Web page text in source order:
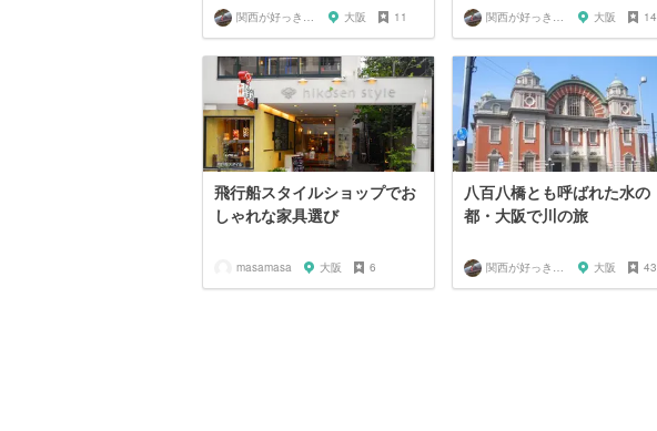
関西が好っきゃねん 大阪 11 関西が好っきゃねん 大阪 14
飛行船スタイルショップでお
しゃれな家具選び
masamasa 大阪 6
八百八橋とも呼ばれた水の
都・大阪で川の旅
関西が好っきゃねん 大阪 43